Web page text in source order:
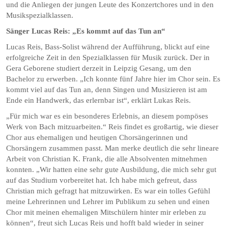
und die Anliegen der jungen Leute des Konzertchores und in den
Musikspezialklassen.
Sänger Lucas Reis: „Es kommt auf das Tun an“
Lucas Reis, Bass-Solist während der Aufführung, blickt auf eine
erfolgreiche Zeit in den Spezialklassen für Musik zurück. Der in
Gera Geborene studiert derzeit in Leipzig Gesang, um den
Bachelor zu erwerben. „Ich konnte fünf Jahre hier im Chor sein. Es
kommt viel auf das Tun an, denn Singen und Musizieren ist am
Ende ein Handwerk, das erlernbar ist“, erklärt Lukas Reis.
„Für mich war es ein besonderes Erlebnis, an diesem pompöses
Werk von Bach mitzuarbeiten.“ Reis findet es großartig, wie dieser
Chor aus ehemaligen und heutigen Chorsängerinnen und
Chorsängern zusammen passt. Man merke deutlich die sehr lineare
Arbeit von Christian K. Frank, die alle Absolventen mitnehmen
konnten. „Wir hatten eine sehr gute Ausbildung, die mich sehr gut
auf das Studium vorbereitet hat. Ich habe mich gefreut, dass
Christian mich gefragt hat mitzuwirken. Es war ein tolles Gefühl
meine Lehrerinnen und Lehrer im Publikum zu sehen und einen
Chor mit meinen ehemaligen Mitschülern hinter mir erleben zu
können“, freut sich Lucas Reis und hofft bald wieder in seiner